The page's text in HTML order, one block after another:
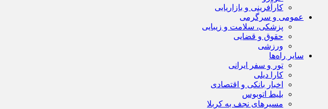
کارآفرینی و بازاریابی
عمومی و سرگرمی
پزشکی، سلامت و زیبایی
حقوق و قضایی
ورزشی
سایر راه‌ها
تور و سفر ایرانی
کارا دیلی
اخبار بانکی و اقتصادی
بلیط اتوبوس
مسیرهای نجف به کربلا